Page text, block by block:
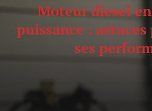
Moteur diesel
puissance :
ses